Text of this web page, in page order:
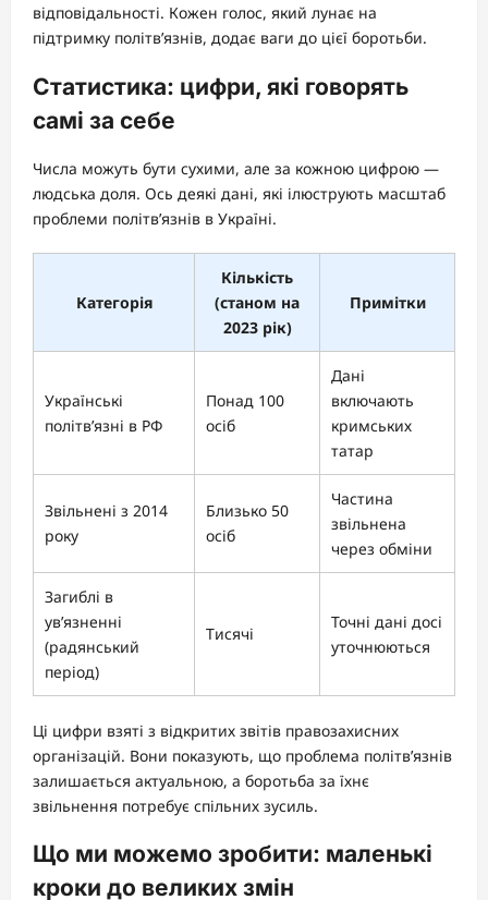
відповідальності. Кожен голос, який лунає на
підтримку політв’язнів, додає ваги до цієї боротьби.
Статистика: цифри, які говорять
самі за себе
Числа можуть бути сухими, але за кожною цифрою —
людська доля. Ось деякі дані, які ілюструють масштаб
проблеми політв’язнів в Україні.
Категорія
Кількість
(станом на
2023 рік)
Примітки
Українські
політв’язні в РФ
Понад 100
осіб
Дані
включають
кримських
татар
Звільнені з 2014
року
Близько 50
осіб
Частина
звільнена
через обміни
Загиблі в
ув’язненні
(радянський
період)
Тисячі
Точні дані досі
уточнюються
Ці цифри взяті з відкритих звітів правозахисних
організацій. Вони показують, що проблема політв’язнів
залишається актуальною, а боротьба за їхнє
звільнення потребує спільних зусиль.
Що ми можемо зробити: маленькі
кроки до великих змін